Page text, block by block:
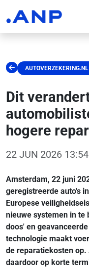
AUTOVERZEKERING.NL
Dit
hogere
22 JUN 2026 13:54
Amsterdam, 22 juni
geregistreerde auto's
Europese
nieuwe systemen in te
doos' en
technologie maakt
de reparatiekosten
daardoor op korte